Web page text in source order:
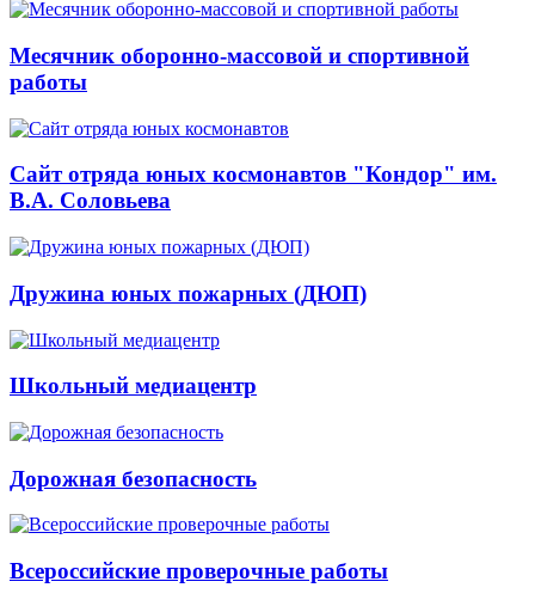
Месячник оборонно-массовой и спортивной
работы
Сайт отряда юных космонавтов "Кондор" им.
В.А. Соловьева
Дружина юных пожарных (ДЮП)
Школьный медиацентр
Дорожная безопасность
Всероссийские проверочные работы